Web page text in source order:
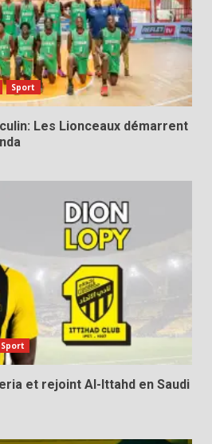
Sport
Les Lionceaux démarrent
Sport
et rejoint Al-Ittahd en Saudi